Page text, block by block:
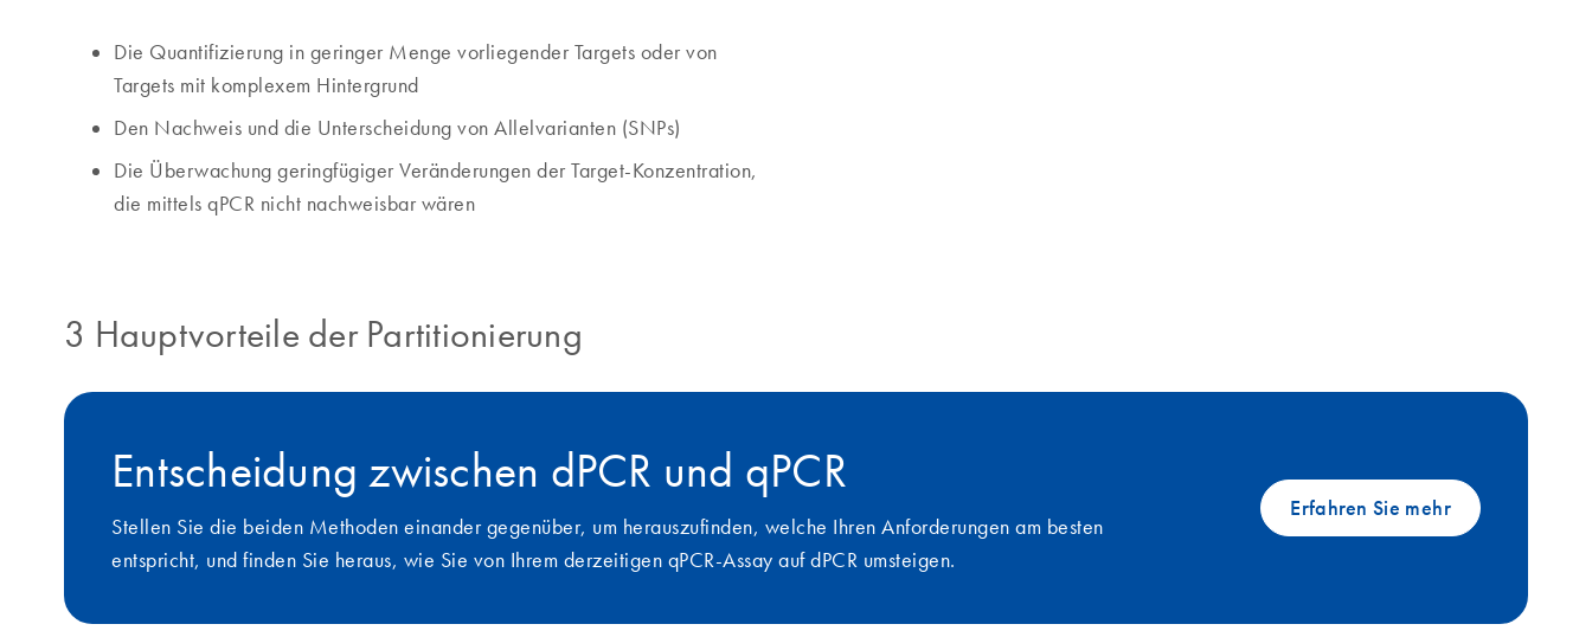
Die Quantifizierung in geringer Menge vorliegender Targets oder von
Targets mit komplexem Hintergrund
Den Nachweis und die Unterscheidung von Allelvarianten (SNPs)
Die Überwachung geringfügiger Veränderungen der Target-Konzentration,
die mittels qPCR nicht nachweisbar wären
3 Hauptvorteile der Partitionierung
Entscheidung zwischen dPCR und qPCR
Stellen Sie die beiden Methoden einander gegenüber, um herauszufinden, welche Ihren Anforderungen am besten
entspricht, und finden Sie heraus, wie Sie von Ihrem derzeitigen qPCR-Assay auf dPCR umsteigen.
Erfahren Sie mehr